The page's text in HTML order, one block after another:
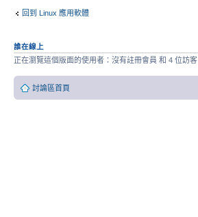
回到 Linux 應用軟體
誰在線上
正在瀏覽這個版面的使用者：沒有註冊會員 和 4 位訪客
討論區首頁